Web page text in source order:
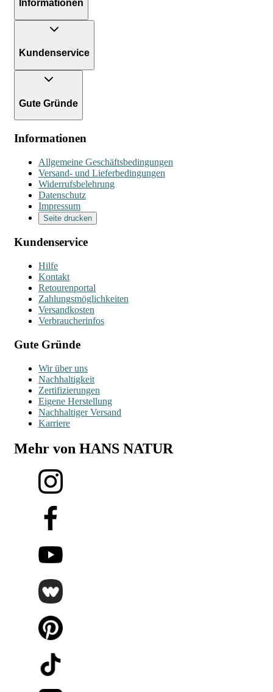
Informationen
Kundenservice
Gute Gründe
Informationen
Allgemeine Geschäftsbedingungen
Versand- und Lieferbedingungen
Widerrufsbelehrung
Datenschutz
Impressum
Seite drucken
Kundenservice
Hilfe
Kontakt
Retourenportal
Zahlungsmöglichkeiten
Versandkosten
Verbraucherinfos
Gute Gründe
Wir über uns
Nachhaltigkeit
Zertifizierungen
Eigene Herstellung
Nachhaltiger Versand
Karriere
Mehr von HANS NATUR